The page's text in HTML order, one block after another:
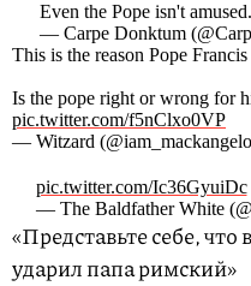
Even the Pope isn't amused.
— Carpe Donktum
This is the reason Pope
Is the pope right or wrong for
pic.twitter.com/f5nClxo0VP
— Witzard
pic.twitter.com/Ic36GyuiDc
— The Baldfather White
«Представьте себе,
ударил папа римский»